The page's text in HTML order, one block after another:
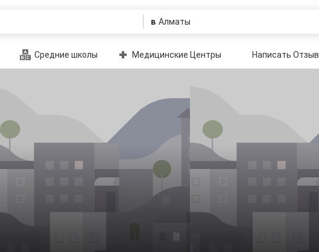
в
Средние школы Медицинские Центры Написать Отзыв